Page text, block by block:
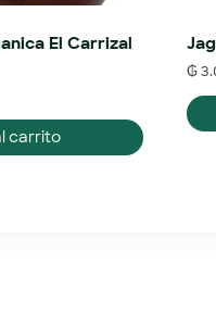
El Carrizal
carrito
₲